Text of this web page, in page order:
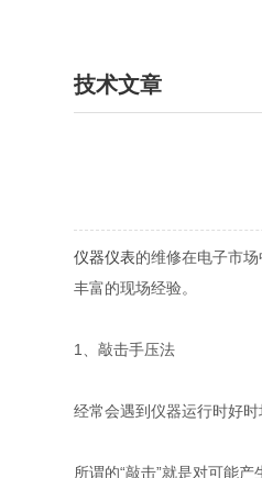
技术文章
仪器仪表的维修在电子市
丰富的现场经验。
1、敲击手压法
经常会遇到仪器运行时好
所谓的“敲击”就是对可能